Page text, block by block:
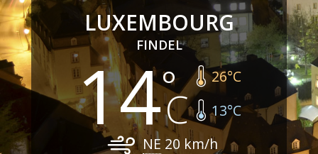
LUXEMBOURG
FINDEL
14 26°C
13°C
NE 20 km/h